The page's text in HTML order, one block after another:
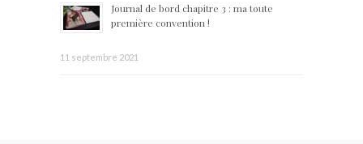
Journal de bord chapitre 3 : ma toute
première convention !
11 septembre 2021